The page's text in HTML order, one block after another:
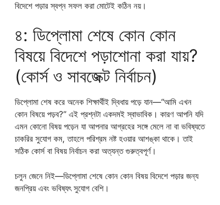
বিদেশে পড়ার স্বপ্ন সফল করা মোটেই কঠিন নয়।
৪: ডিপ্লোমা শেষে কোন কোন
বিষয়ে বিদেশে পড়াশোনা করা যায়?
(কোর্স ও সাবজেক্ট নির্বাচন)
ডিপ্লোমা শেষ করে অনেক শিক্ষার্থীই দ্বিধায় পড়ে যান—“আমি এখন
কোন বিষয়ে পড়ব?” এই প্রশ্নটা একদমই স্বাভাবিক। কারণ আপনি যদি
এমন কোনো বিষয় পড়েন যা আপনার আগ্রহের সঙ্গে মেলে না বা ভবিষ্যতে
চাকরির সুযোগ কম, তাহলে পরিশ্রম নষ্ট হওয়ার আশঙ্কা থাকে। তাই
সঠিক কোর্স বা বিষয় নির্বাচন করা অত্যন্ত গুরুত্বপূর্ণ।
চলুন জেনে নিই—ডিপ্লোমা শেষে কোন কোন বিষয় বিদেশে পড়ার জন্য
জনপ্রিয় এবং ভবিষ্যৎ সুযোগ বেশি।